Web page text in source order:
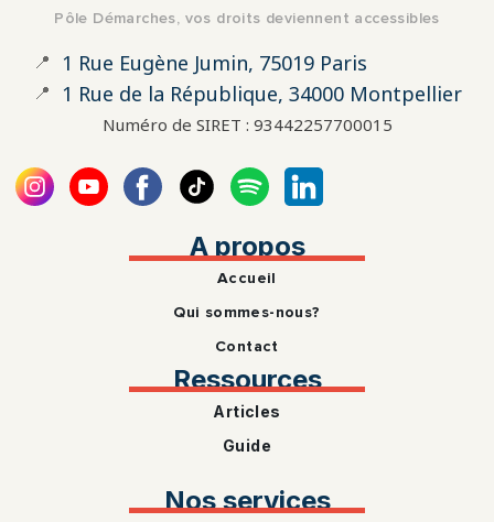
Pôle Démarches, vos droits deviennent accessibles
📍 1 Rue Eugène Jumin, 75019 Paris
📍 1 Rue de la République, 34000 Montpellier
Numéro de SIRET : 93442257700015
A propos
Accueil
Qui sommes-nous?
Contact
Ressources
Articles
Guide
Nos services